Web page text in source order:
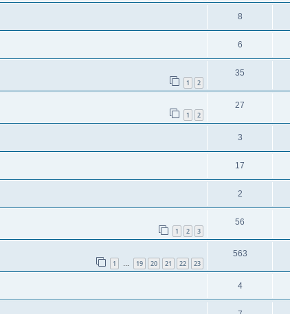
8
6
1 2
35
1 2
27
3
17
2
1 2 3
56
1 … 19 20 21 22 23
563
4